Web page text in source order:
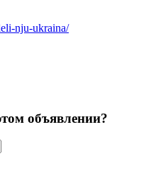
nju-ukraina/
объявлении?